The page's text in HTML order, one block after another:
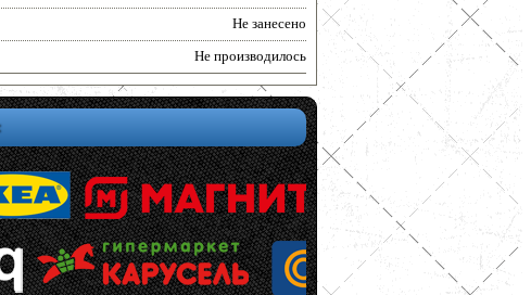
Не занесено
Не производилось